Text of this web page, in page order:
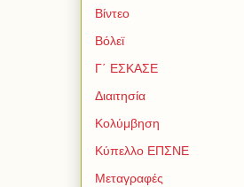
Βίντεο
Βόλεϊ
Γ΄ ΕΣΚΑΣΕ
Διαιτησία
Κολύμβηση
Κύπελλο ΕΠΣΝΕ
Μεταγραφές